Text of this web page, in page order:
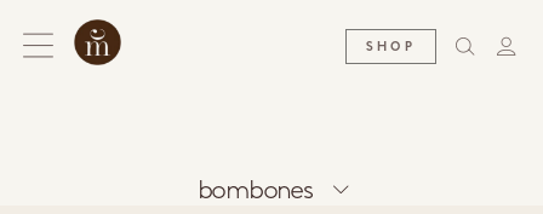
SHOP
bombones